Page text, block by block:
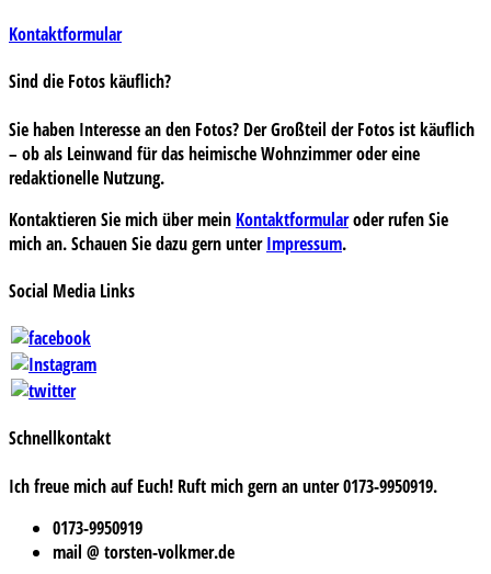
Kontaktformular
Sind die Fotos käuflich?
Sie haben Interesse an den Fotos? Der Großteil der Fotos ist käuflich
– ob als Leinwand für das heimische Wohnzimmer oder eine
redaktionelle Nutzung.
Kontaktieren Sie mich über mein Kontaktformularoder rufen Sie
mich an. Schauen Sie dazu gern unterImpressum.
Social Media Links
Schnellkontakt
Ich freue mich auf Euch! Ruft mich gern an unter 0173-9950919.
0173-9950919
mail @ torsten-volkmer.de